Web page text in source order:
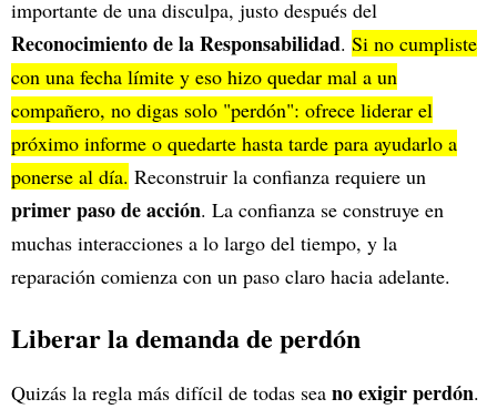
importante de una disculpa, justo después del
Reconocimiento de la Responsabilidad. Si no cumpliste
con una fecha límite y eso hizo quedar mal a un
compañero, no digas solo "perdón": ofrece liderar el
próximo informe o quedarte hasta tarde para ayudarlo a
ponerse al día. Reconstruir la confianza requiere un
primer paso de acción. La confianza se construye en
muchas interacciones a lo largo del tiempo, y la
reparación comienza con un paso claro hacia adelante.
Liberar la demanda de perdón
Quizás la regla más difícil de todas sea no exigir perdón.